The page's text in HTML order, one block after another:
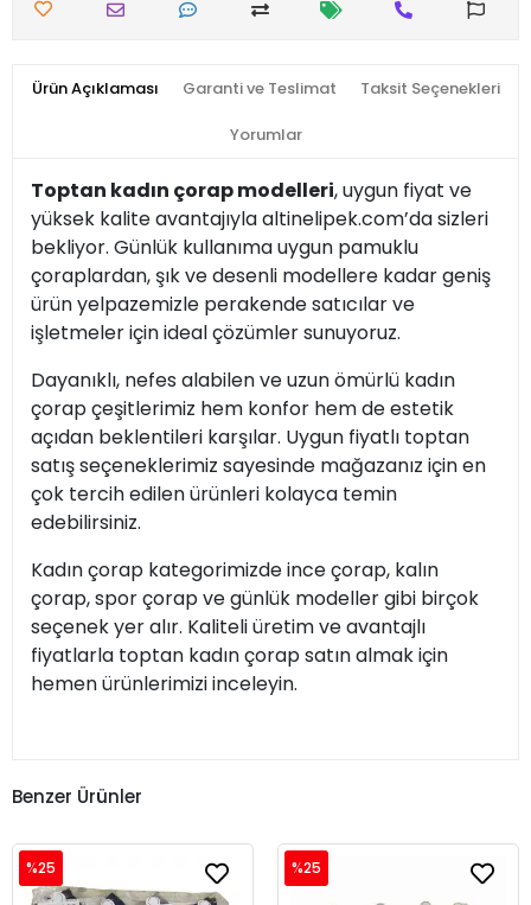
Ürün Açıklaması Garanti ve Teslimat Taksit Seçenekleri
Yorumlar
Toptan kadın çorap modelleri, uygun fiyat ve
yüksek kalite avantajıyla altinelipek.com’da sizleri
bekliyor. Günlük kullanıma uygun pamuklu
çoraplardan, şık ve desenli modellere kadar geniş
ürün yelpazemizle perakende satıcılar ve
işletmeler için ideal çözümler sunuyoruz.
Dayanıklı, nefes alabilen ve uzun ömürlü kadın
çorap çeşitlerimiz hem konfor hem de estetik
açıdan beklentileri karşılar. Uygun fiyatlı toptan
satış seçeneklerimiz sayesinde mağazanız için en
çok tercih edilen ürünleri kolayca temin
edebilirsiniz.
Kadın çorap kategorimizde ince çorap, kalın
çorap, spor çorap ve günlük modeller gibi birçok
seçenek yer alır. Kaliteli üretim ve avantajlı
fiyatlarla toptan kadın çorap satın almak için
hemen ürünlerimizi inceleyin.
Benzer Ürünler
%25 %25